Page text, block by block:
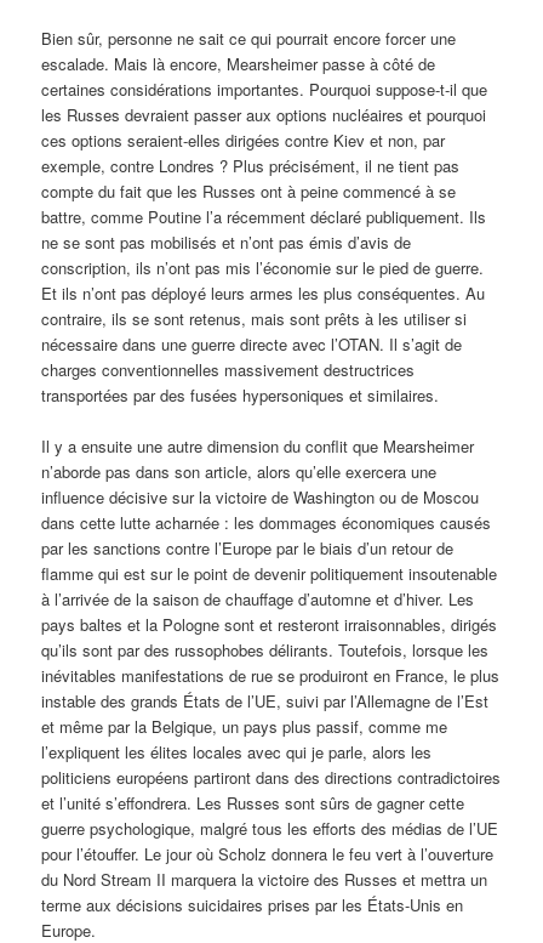
Bien sûr, personne ne sait ce qui pourrait encore forcer une
escalade. Mais là encore, Mearsheimer passe à côté de
certaines considérations importantes. Pourquoi suppose-t-il que
les Russes devraient passer aux options nucléaires et pourquoi
ces options seraient-elles dirigées contre Kiev et non, par
exemple, contre Londres ? Plus précisément, il ne tient pas
compte du fait que les Russes ont à peine commencé à se
battre, comme Poutine l’a récemment déclaré publiquement. Ils
ne se sont pas mobilisés et n’ont pas émis d’avis de
conscription, ils n’ont pas mis l’économie sur le pied de guerre.
Et ils n’ont pas déployé leurs armes les plus conséquentes. Au
contraire, ils se sont retenus, mais sont prêts à les utiliser si
nécessaire dans une guerre directe avec l’OTAN. Il s’agit de
charges conventionnelles massivement destructrices
transportées par des fusées hypersoniques et similaires.
Il y a ensuite une autre dimension du conflit que Mearsheimer
n’aborde pas dans son article, alors qu’elle exercera une
influence décisive sur la victoire de Washington ou de Moscou
dans cette lutte acharnée : les dommages économiques causés
par les sanctions contre l’Europe par le biais d’un retour de
flamme qui est sur le point de devenir politiquement insoutenable
à l’arrivée de la saison de chauffage d’automne et d’hiver. Les
pays baltes et la Pologne sont et resteront irraisonnables, dirigés
qu’ils sont par des russophobes délirants. Toutefois, lorsque les
inévitables manifestations de rue se produiront en France, le plus
instable des grands États de l’UE, suivi par l’Allemagne de l’Est
et même par la Belgique, un pays plus passif, comme me
l’expliquent les élites locales avec qui je parle, alors les
politiciens européens partiront dans des directions contradictoires
et l’unité s’effondrera. Les Russes sont sûrs de gagner cette
guerre psychologique, malgré tous les efforts des médias de l’UE
pour l’étouffer. Le jour où Scholz donnera le feu vert à l’ouverture
du Nord Stream II marquera la victoire des Russes et mettra un
terme aux décisions suicidaires prises par les États-Unis en
Europe.